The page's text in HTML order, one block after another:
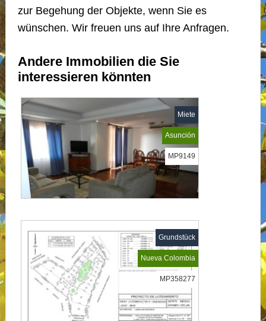
zur Begehung der Objekte, wenn Sie es
wünschen. Wir freuen uns auf Ihre Anfragen.
Andere Immobilien die Sie
interessieren könnten
Miete
Asunción
MP9149
Grundstück
Nueva Colombia
MP358277